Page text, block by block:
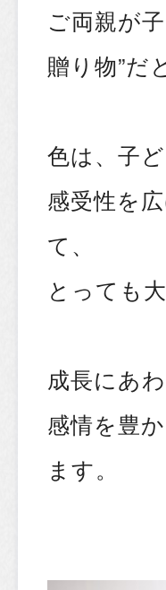
ご両親が
贈り物”だ
色は、子
感受性を
て、
とっても
成長にあ
感情を豊
ます。